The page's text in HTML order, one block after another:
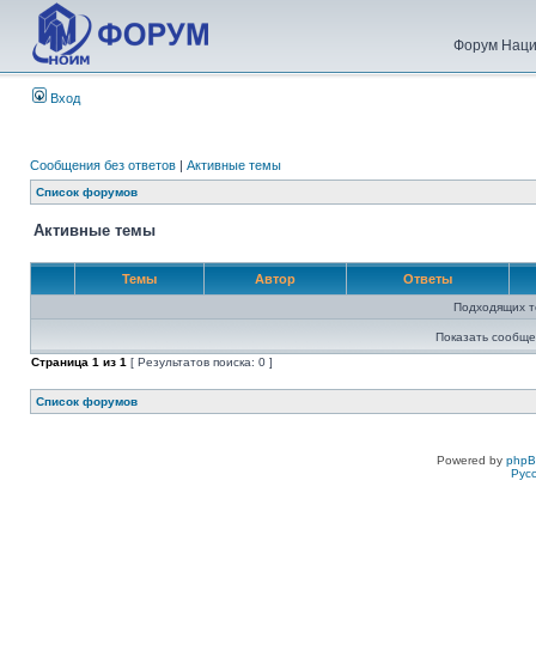
Форум
Вход
Сообщения без ответов | Активные темы
Список форумов
Активные темы
Темы Автор Ответы
Подходящих
Показать
Страница 1 из 1 [ Результатов поиска: 0 ]
Список форумов
Powered by